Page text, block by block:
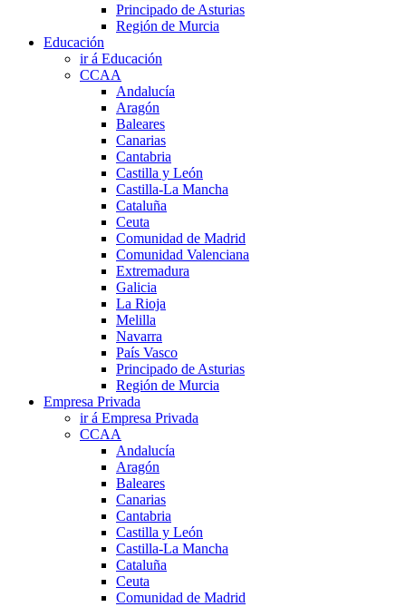
Principado de Asturias
Región de Murcia
Educación
ir á Educación
CCAA
Andalucía
Aragón
Baleares
Canarias
Cantabria
Castilla y León
Castilla-La Mancha
Cataluña
Ceuta
Comunidad de Madrid
Comunidad Valenciana
Extremadura
Galicia
La Rioja
Melilla
Navarra
País Vasco
Principado de Asturias
Región de Murcia
Empresa Privada
ir á Empresa Privada
CCAA
Andalucía
Aragón
Baleares
Canarias
Cantabria
Castilla y León
Castilla-La Mancha
Cataluña
Ceuta
Comunidad de Madrid